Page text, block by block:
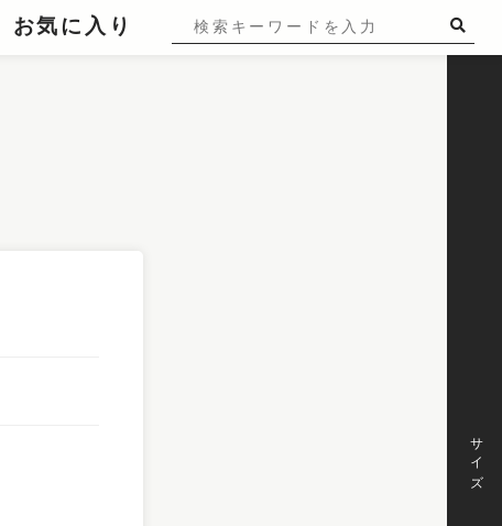
お気に入り
サイズ